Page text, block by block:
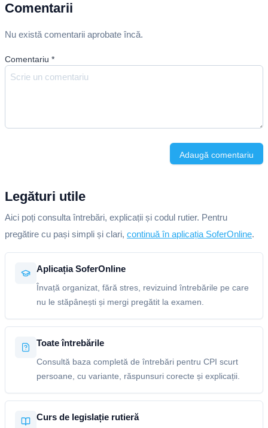
Comentarii
Nu există comentarii aprobate încă.
Comentariu *
Adaugă comentariu
Legături utile
Aici poți consulta întrebări, explicații și codul rutier. Pentru
pregătire cu pași simpli și clari, continuă în aplicația SoferOnline.
Aplicația SoferOnline
Învață organizat, fără stres, revizuind întrebările pe care
nu le stăpânești și mergi pregătit la examen.
Toate întrebările
Consultă baza completă de întrebări pentru CPI scurt
persoane, cu variante, răspunsuri corecte și explicații.
Curs de legislație rutieră